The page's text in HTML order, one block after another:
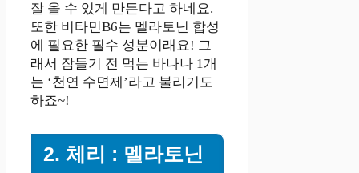
잘 올 수 있게 만든다고 하네요.
또한 비타민B6는 멜라토닌 합성
에 필요한 필수 성분이래요! 그
래서 잠들기 전 먹는 바나나 1개
는 ‘천연 수면제’라고 불리기도
하죠~!
2. 체리 : 멜라토닌